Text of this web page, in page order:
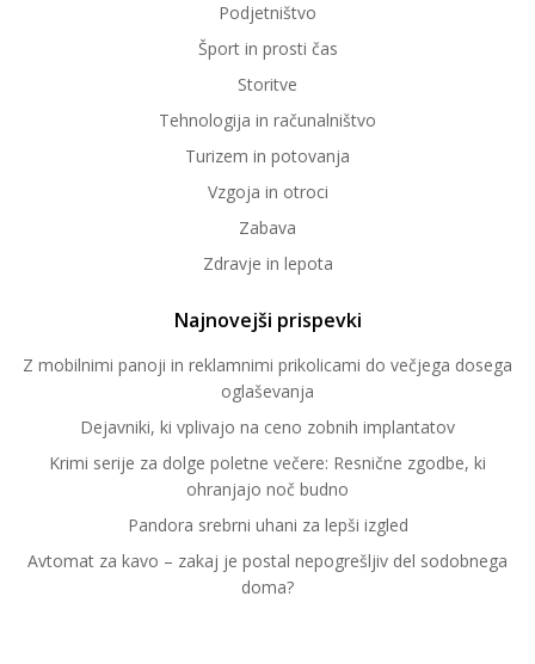
Podjetništvo
Šport in prosti čas
Storitve
Tehnologija in računalništvo
Turizem in potovanja
Vzgoja in otroci
Zabava
Zdravje in lepota
Najnovejši prispevki
Z mobilnimi panoji in reklamnimi prikolicami do večjega dosega
oglaševanja
Dejavniki, ki vplivajo na ceno zobnih implantatov
Krimi serije za dolge poletne večere: Resnične zgodbe, ki
ohranjajo noč budno
Pandora srebrni uhani za lepši izgled
Avtomat za kavo – zakaj je postal nepogrešljiv del sodobnega
doma?